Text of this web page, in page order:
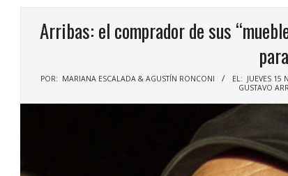
Arribas: el comprador de sus
POR: MARIANA ESCALADA & AGUSTÍN RONCONI EL: JUEVES 15
GUSTAVO